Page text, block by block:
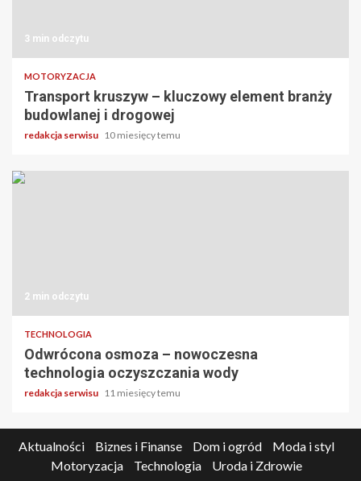
3 min odczytu
MOTORYZACJA
Transport kruszyw – kluczowy element branży
budowlanej i drogowej
redakcja serwisu 10 miesięcy temu
2 min odczytu
TECHNOLOGIA
Odwrócona osmoza – nowoczesna
technologia oczyszczania wody
redakcja serwisu 11 miesięcy temu
Aktualności Biznes i Finanse Dom i ogród
Moda i styl
Motoryzacja
Technologia Uroda i Zdrowie